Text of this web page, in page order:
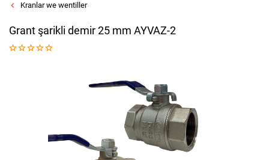
Kranlar we wentiller
Grant şarikli demir 25 mm AYVAZ-2